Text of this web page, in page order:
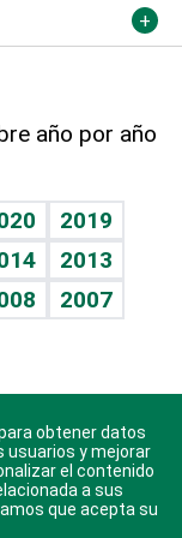
año por año
2019
2013
2007
Android, iOS y
obtener datos
usuarios y mejorar
el contenido
a sus
que acepta su